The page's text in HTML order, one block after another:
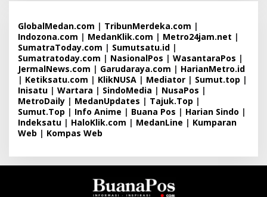
GlobalMedan.com | TribunMerdeka.com |
Indozona.com | MedanKlik.com | Metro24jam.net |
SumatraToday.com | Sumutsatu.id |
Sumatratoday.com | NasionalPos | WasantaraPos |
JermalNews.com | Garudaraya.com | HarianMetro.id
| Ketiksatu.com | KlikNUSA | Mediator | Sumut.top |
Inisatu | Wartara | SindoMedia | NusaPos |
MetroDaily | MedanUpdates | Tajuk.Top |
Sumut.Top | Info Anime | Buana Pos | Harian Sindo |
Indeksatu | HaloKlik.com | MedanLine | Kumparan
Web | Kompas Web